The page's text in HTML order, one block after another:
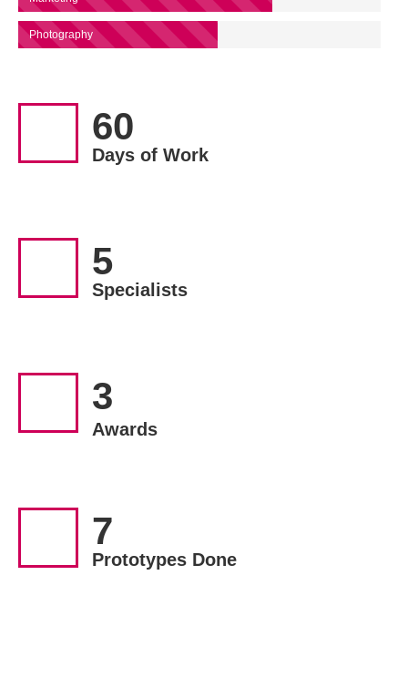
Photography
60
Days of Work
5
Specialists
3
Awards
7
Prototypes Done